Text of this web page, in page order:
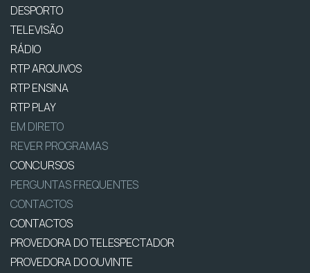
DESPORTO
TELEVISÃO
RÁDIO
RTP ARQUIVOS
RTP ENSINA
RTP PLAY
EM DIRETO
REVER PROGRAMAS
CONCURSOS
PERGUNTAS FREQUENTES
CONTACTOS
CONTACTOS
PROVEDORA DO TELESPECTADOR
PROVEDORA DO OUVINTE